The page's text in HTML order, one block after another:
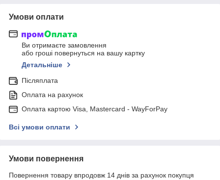
Умови оплати
Ви отримаєте замовлення
або гроші повернуться на вашу картку
Детальніше
Післяплата
Оплата на рахунок
Оплата картою Visa, Mastercard - WayForPay
Всі умови оплати
Умови повернення
Повернення товару впродовж 14 днів за рахунок покупця